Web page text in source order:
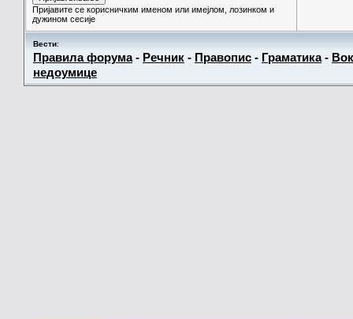
Пријавите се корисничким именом или имејлом, лозинком и
дужином сесије
Вести:
Правила форума- Речник - Правопис - Граматика-
недоумице